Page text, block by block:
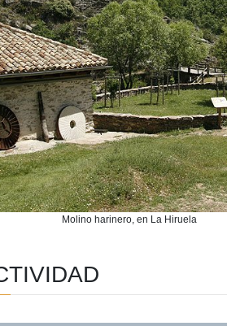
Molino harinero, en La Hiruela